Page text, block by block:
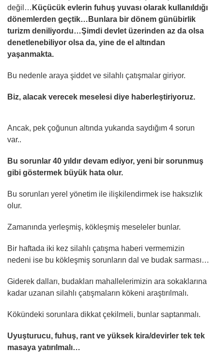
değil… Küçücük evlerin fuhuş yuvası olarak kullanıldığı
dönemlerden geçtik…Bunlara bir dönem günübirlik
turizm deniliyordu…Şimdi devlet üzerinden az da olsa
denetlenebiliyor olsa da, yine de el altından
yaşanmakta.
Bu nedenle araya şiddet ve silahlı çatışmalar giriyor.
Biz, alacak verecek meselesi diye haberleştiriyoruz.
Ancak, pek çoğunun altında yukarıda saydığım 4 sorun
var..
Bu sorunlar 40 yıldır devam ediyor, yeni bir sorunmuş
gibi göstermek büyük hata olur.
Bu sorunları yerel yönetim ile ilişkilendirmek ise haksızlık
olur.
Zamanında yerleşmiş, kökleşmiş meseleler bunlar.
Bir haftada iki kez silahlı çatışma haberi vermemizin
nedeni ise bu kökleşmiş sorunların dal ve budak sarması…
Giderek dalları, budakları mahallelerimizin ara sokaklarına
kadar uzanan silahlı çatışmaların kökeni araştırılmalı.
Kökündeki sorunlara dikkat çekilmeli, bunlar saptanmalı.
Uyuşturucu, fuhuş, rant ve yüksek kira/devirler tek tek
masaya yatırılmalı…